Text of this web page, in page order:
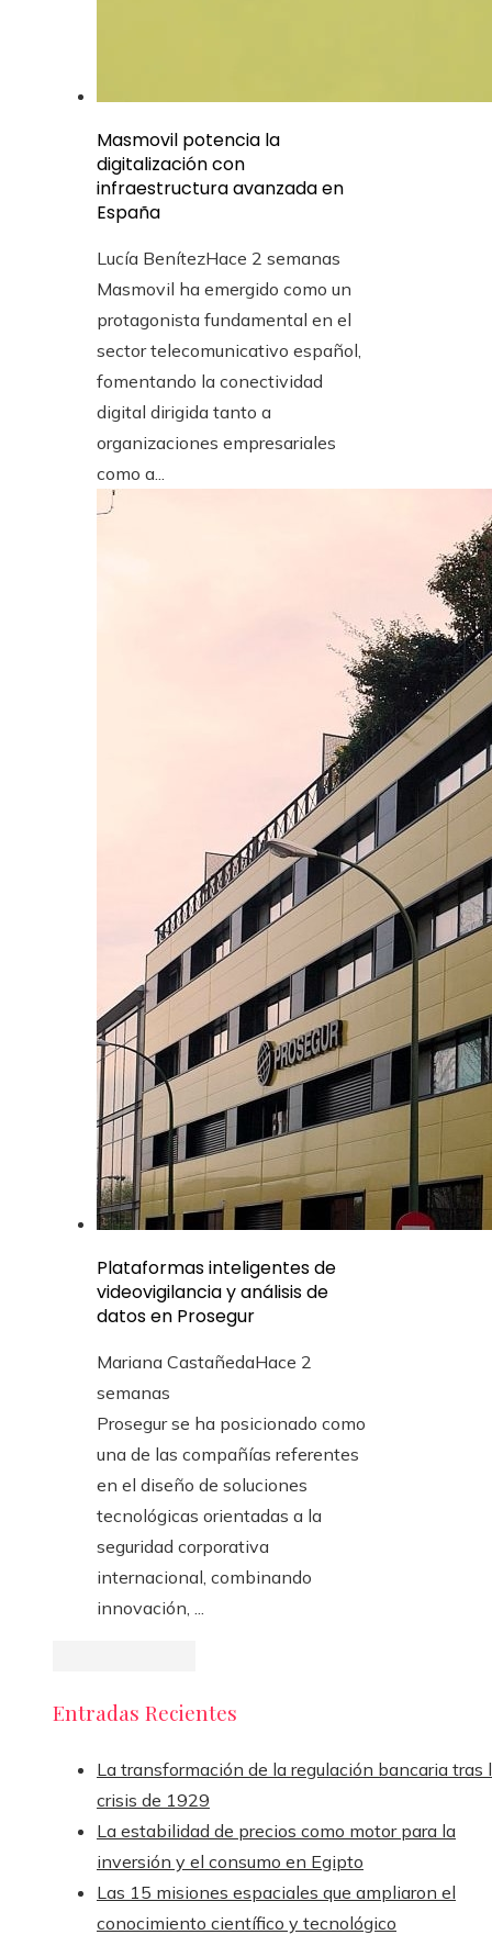
Masmovil potencia la
digitalización con
infraestructura avanzada en
España
Lucía BenítezHace 2 semanas
Masmovil ha emergido como un
protagonista fundamental en el
sector telecomunicativo español,
fomentando la conectividad
digital dirigida tanto a
organizaciones empresariales
como a...
Plataformas inteligentes de
videovigilancia y análisis de
datos en Prosegur
Mariana CastañedaHace 2
semanas
Prosegur se ha posicionado como
una de las compañías referentes
en el diseño de soluciones
tecnológicas orientadas a la
seguridad corporativa
internacional, combinando
innovación, ...
Entradas Recientes
La transformación de la regulación bancaria tras
crisis de 1929
La estabilidad de precios como motor para la
inversión y el consumo en Egipto
Las 15 misiones espaciales que ampliaron el
conocimiento científico y tecnológico